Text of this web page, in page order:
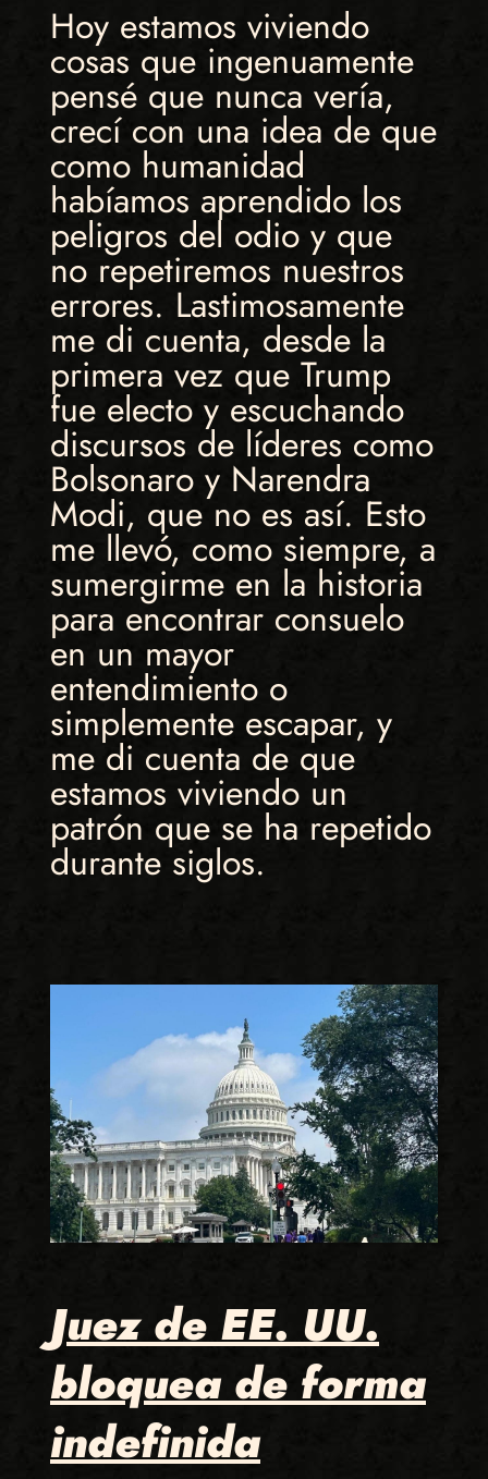
Hoy estamos viviendo
cosas que ingenuamente
pensé que nunca vería,
crecí con una idea de que
como humanidad
habíamos aprendido los
peligros del odio y que
no repetiremos nuestros
errores. Lastimosamente
me di cuenta, desde la
primera vez que Trump
fue electo y escuchando
discursos de líderes como
Bolsonaro y Narendra
Modi, que no es así. Esto
me llevó, como siempre, a
sumergirme en la historia
para encontrar consuelo
en un mayor
entendimiento o
simplemente escapar, y
me di cuenta de que
estamos viviendo un
patrón que se ha repetido
durante siglos.
Juez de EE. UU.
bloquea de forma
indefinida